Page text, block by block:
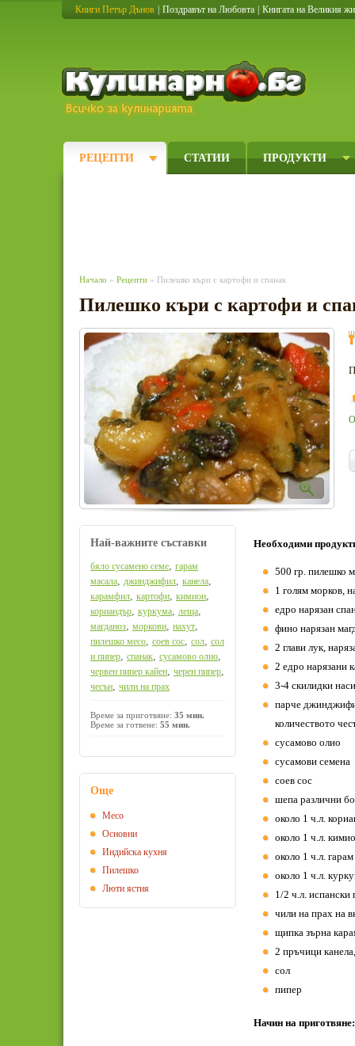
Книги Петър Дънов Поздравът на Любовта Книгата на Великия
РЕЦЕПТИ СТАТИИ ПРОДУКТИ
Начало » Рецепти » Пилешко къри с картофи и спанак
Пилешко къри с картофи и
Необходими
500 гр. пилешко
1 голям морков,
едро нарязан
фино нарязан
2 глави лук,
2 едро нарязани
3-4 скилидки
парче
количеството
сусамово олио
сусамови семена
соев сос
шепа различни
около 1 ч.л.
около 1 ч.л.
около 1 ч.л.
около 1 ч.л.
1/2 ч.л.
чили на прах на
щипка зърна
2 пръчици
сол
пипер
Начин на приготвяне:
Най-важните съставки
бяло сусамено семе, гарам
масала, джинджифил, канела,
карамфил, картофи, кимион,
кориандър, куркума, леща,
магданоз, моркови, нахут,
пилешко месо, соев сос, сол, сол
и пипер, спанак, сусамово олио,
червен пипер кайен, черен пипер,
чесън, чили на прах
Време за приготвяне: 35 мин.
Време за готвене: 55 мин.
Още
Месо
Основни
Индийска кухня
Пилешко
Люти ястия